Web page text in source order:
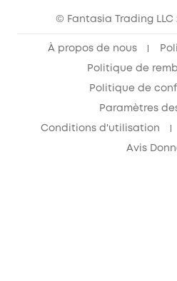
© Fantasia Trading LLC
À propos de nous
Politique de
Politique de
Paramètres
Conditions d'utilisation
Avis